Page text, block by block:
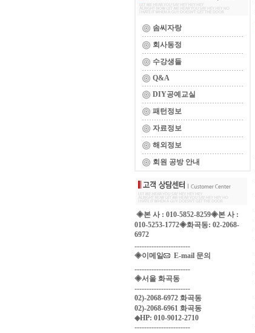
솜씨자랑
회사동정
수강생들
Q&A
DIY공예교실
패턴정보
자료정보
해외정보
회원 공방 안내
◈본 사 : 010-5852-8259◈본 사 :
010-5253-1772◈화곡동: 02-2068-
6972
-----------------------
◈이메일
E-mail 문의
-----------------------
◈서울 화곡동
-----------------------
02)-2068-6972 화곡동
02)-2068-6961 화곡동
◈HP: 010-9012-2710
-----------------------